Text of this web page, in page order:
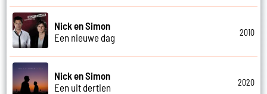
Nick en Simon
Een nieuwe dag
2010
Nick en Simon
Een uit dertien
2020